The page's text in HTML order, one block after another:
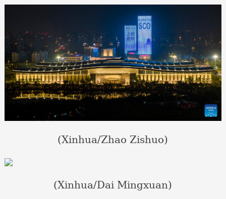
(Xinhua/Zhao Zishuo)
(Xinhua/Dai Mingxuan)